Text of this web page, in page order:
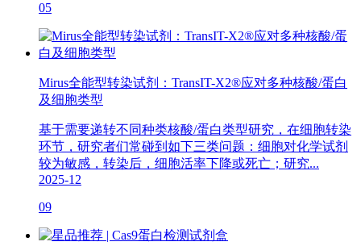
05
Mirus全能型转染试剂：TransIT-X2®应对多种核酸/蛋白
及细胞类型
基于需要递转不同种类核酸/蛋白类型研究，在细胞转染
环节，研究者们常碰到如下三类问题：细胞对化学试剂
较为敏感，转染后，细胞活率下降或死亡；研究...
2025-12
09